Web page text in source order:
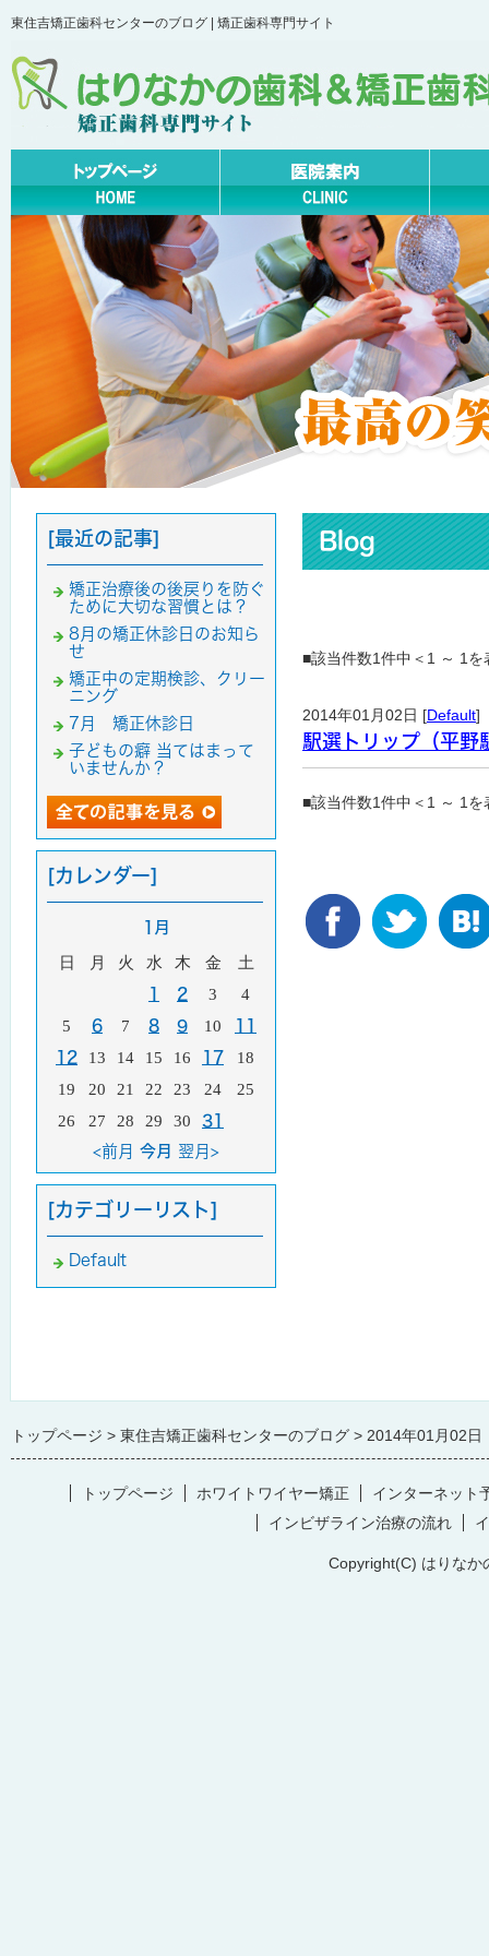
東住吉矯正歯科センターのブログ | 矯正歯科専門サイト
Blog
■該当件数1件中＜1 ～ 1を
2014年01月02日 [Default]
駅選トリップ（平
■該当件数1件中＜1 ～ 1を
[最近の記事]
矯正治療後の後戻りを防ぐ
ために大切な習慣とは？
8月の矯正休診日のお知ら
せ
矯正中の定期検診、クリー
ニング
7月 矯正休診日
子どもの癖 当てはまって
いませんか？
[カレンダー]
1月
日 月 火 水 木 金 土
1 2 3
4
5
6 7 8 9 10
11
12
13 14 15 16 17
18
19
20 21 22 23 24
25
26
27 28 29 30
31
<前月 今月 翌月>
[カテゴリーリスト]
Default
トップページ 東住吉矯正歯科センターのブログ 2014年01月02日
トップページ ホワイトワイヤー矯正
インターネット
インビザライン治療の流れ
Copyright(C) はりなか